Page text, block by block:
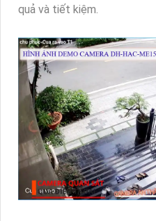
quả và tiết kiệm.